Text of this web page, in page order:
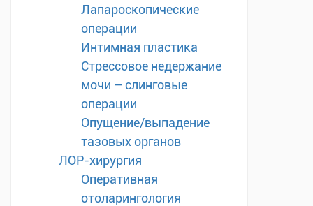
Лапароскопические
операции
Интимная пластика
Стрессовое недержание
мочи – слинговые
операции
Опущение/выпадение
тазовых органов
ЛОР-хирургия
Оперативная
отоларингология